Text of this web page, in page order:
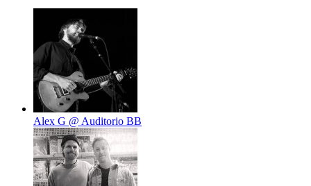
Alex G @ Auditorio BB